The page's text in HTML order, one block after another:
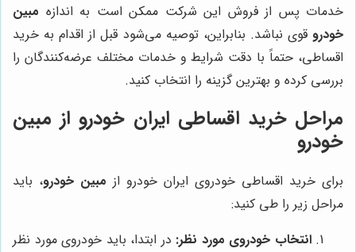
خدمات پس از فروش این شرکت ممکن است به اندازه مبین
خودرو قوی نباشد. بنابراین، توصیه می‌شود قبل از اقدام به خرید
اقساطی، حتماً با دقت شرایط و خدمات مختلف عرضه‌کنندگان را
بررسی کرده و بهترین گزینه را انتخاب کنید.
مراحل خرید اقساطی ایران خودرو از مبین
خودرو
برای خرید اقساطی خودروی ایران خودرو از مبین خودرو، باید
مراحل زیر را طی کنید:
انتخاب خودروی مورد نظر: در ابتدا، باید خودروی مورد نظر